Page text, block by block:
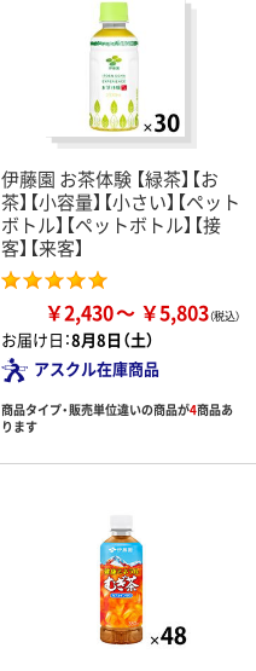
伊藤園 お茶体験 【緑茶】【お
茶】【小容量】【小さい】【ペット
ボトル】【ペットボトル】【接
客】【来客】
￥2,430 ￥5,803
お届け日：8月8日（土）
アスクル在庫商品
商品タイプ・販売単位違いの商品が4商品あ
ります